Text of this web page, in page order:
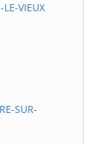
VIEUX
SUR-